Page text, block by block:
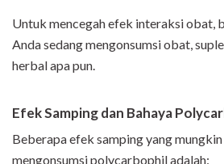
Untuk mencegah efek interaksi obat,
Anda sedang mengonsumsi obat,
herbal apa pun.
Efek Samping dan Bahaya
Beberapa efek samping yang
mengonsumsi polycarbophil adalah: